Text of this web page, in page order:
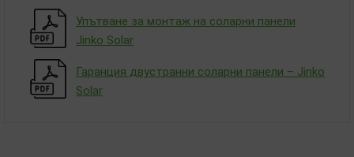
Упътване за монтаж на соларни панели
Jinko Solar
Гаранция двустранни соларни панели – Jinko
Solar